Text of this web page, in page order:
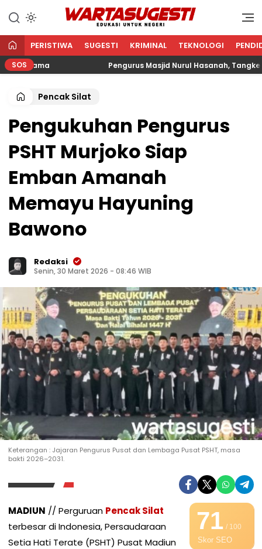
WARTA SUGESTI √ EDUKASI
Edukasi Untuk Negeri
PERISTIWA SUGESTI KRIMINAL TEKNOLOGI
SOS Pengurus Masjid Nurul Hasanah, Tangkerang
Pencak Silat
Pengukuhan Pengurus
PSHT Murjoko Siap
Emban Amanah
Memayu Hayuning
Bawono
Redaksi
Senin, 30 Maret 2026 - 08:46 WIB
Keterangan : Jajaran Pengurus Pusat dan Lembaga Pusat PSHT, masa
bakti 2026–2031.
71/ 100
Skor SEO
MADIUN // Perguruan Pencak Silat
terbesar di Indonesia, Persaudaraan
Setia Hati Terate (PSHT) Pusat Madiun